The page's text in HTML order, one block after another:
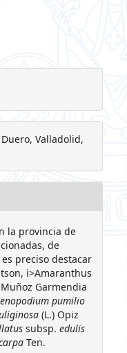
Valladolid,
la provincia de
de
preciso destacar
i>Amaranthus
Garmendia
pumilio
(L.) Opiz
subsp. edulis
Ten.